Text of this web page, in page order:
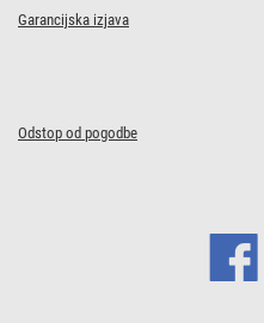
Garancijska izjava
Odstop od pogodbe